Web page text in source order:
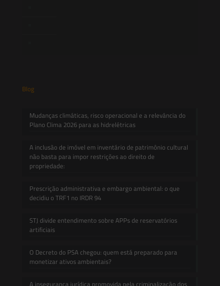
Blog
Mudanças climáticas, risco operacional e a relevância do
Plano Clima 2026 para as hidrelétricas
A inclusão de imóvel em inventário de patrimônio cultural
não basta para impor restrições ao direito de
propriedade:
Prescrição administrativa e embargo ambiental: o que
decidiu o TRF1 no IRDR 94
STJ divide entendimento sobre APPs de reservatórios
artificiais
O Decreto do PSA chegou: quem está preparado para
monetizar ativos ambientais?
A insegurança jurídica promovida pela criminalização dos